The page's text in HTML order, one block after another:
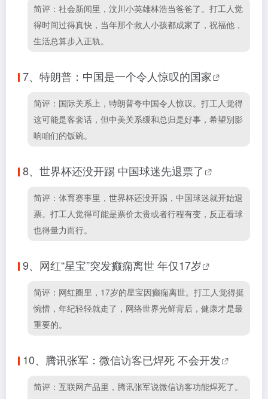
简评：社会新闻里，汶川小英雄林浩当爸爸了。打工人觉
得时间过得真快，当年那个救人小孩都成家了，祝福他，
生活总算步入正轨。
7、 特朗普：中国是一个令人惊叹的国家
简评：国际关系上，特朗普夸中国令人惊叹。打工人觉得
这可能是客套话，但中美关系缓和总归是好事，希望别影
响咱们的饭碗。
8、 世界杯还没开踢 中国球迷先退票了
简评：体育赛事里，世界杯还没开踢，中国球迷就开始退
票。打工人觉得可能是票价太贵或者行程有变，反正看球
也得量力而行。
9、 网红“星宝”突发癫痫离世 年仅17岁
简评：网红圈里，17岁的星宝因癫痫离世。打工人觉得挺
惋惜，年纪轻轻就走了，网络世界光鲜背后，健康才是最
重要的。
10、 腾讯张军：微信访客已焊死 不会开发
简评：互联网产品里，腾讯张军说微信访客功能焊死了。